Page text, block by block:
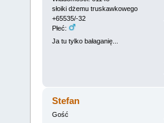
słoiki dżemu truskawkowego
+65535/-32
Płeć:
Ja tu tylko bałaganię...
Stefan
Gość